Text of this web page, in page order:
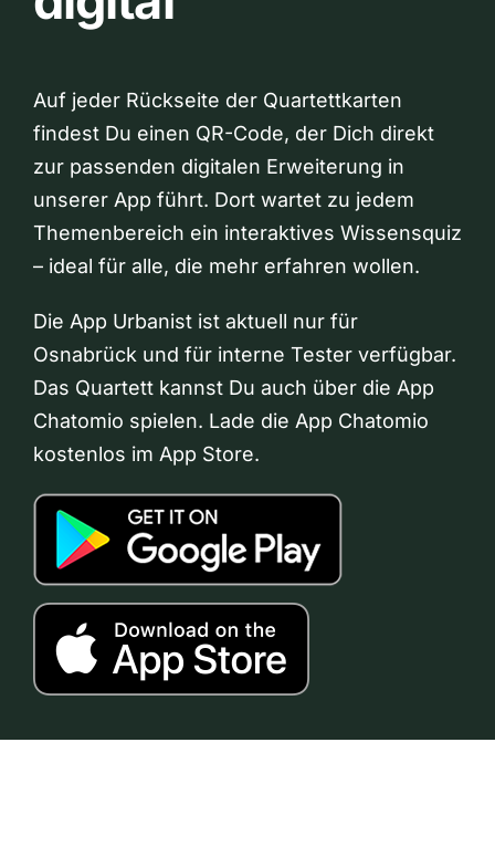
Auf jeder Rückseite der Quartettkarten
findest Du einen QR-Code, der Dich direkt
zur passenden digitalen Erweiterung in
unserer App führt. Dort wartet zu jedem
Themenbereich ein interaktives Wissensquiz
– ideal für alle, die mehr erfahren wollen.
Die App Urbanist ist aktuell nur für
Osnabrück und für interne Tester verfügbar.
Das Quartett kannst Du auch über die App
Chatomio spielen. Lade die App Chatomio
kostenlos im App Store.